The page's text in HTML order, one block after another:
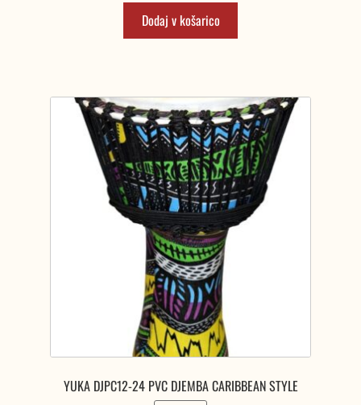
Dodaj v košarico
YUKA DJPC12-24 PVC DJEMBA CARIBBEAN STYLE